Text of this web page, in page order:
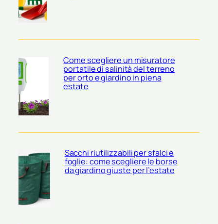
Come scegliere un misuratore
portatile di salinità del terreno
per orto e giardino in piena
estate
Sacchi riutilizzabili per sfalci e
foglie: come scegliere le borse
da giardino giuste per l’estate